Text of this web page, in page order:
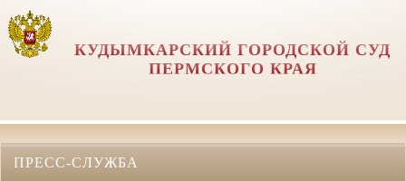
КУДЫМКАРСКИЙ ГОРОДСКОЙ СУД
ПЕРМСКОГО КРАЯ
ПРЕСС-СЛУЖБА